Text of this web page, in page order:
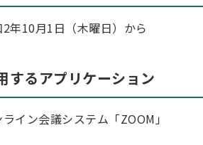
2年10月1日（木曜日）から
するアプリケーション
イン会議システム「ZOOM」